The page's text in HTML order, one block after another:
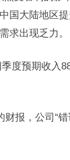
国大陆地区
求出现乏力。
度预期收入
报，公司“